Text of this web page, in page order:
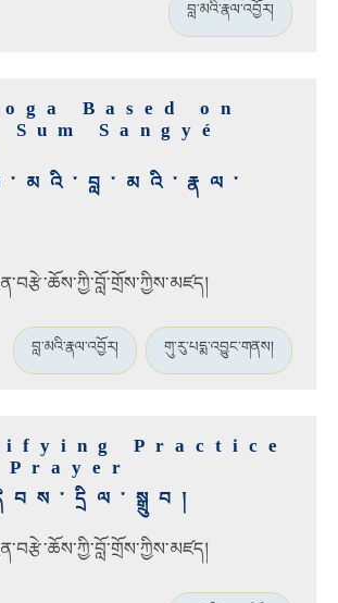
བླ་མའི་རྣལ་འབྱོར།
Based on
Sangyé
བླ་མའི་རྣལ་འབྱོར། གུ་རུ་པདྨ་འབྱུང་གནས།
Practice